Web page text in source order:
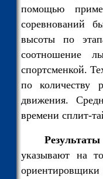
помощью
соревнований
высоты по
соотношение
спортсменкой.
по количеству
движения.
времени сплит-
указывают на